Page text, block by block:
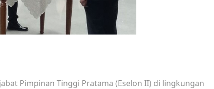
Pimpinan Tinggi Pratama (Eselon II) di lingkungan